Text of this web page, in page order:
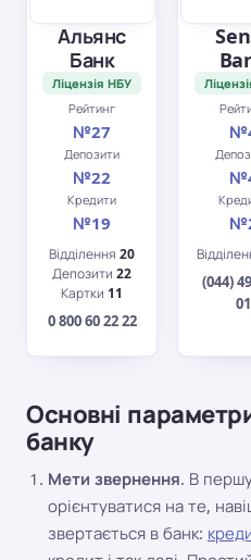
Альянс
Банк
Ліцензія НБУ
Рейтинг
№27
Депозити
№22
Кредити
№19
Відділення20
Депозити22
Картки 11
0 800 60 22 22
(044)
01
Основні
банку
Мети звернення. В
орієнтуватися на те,
звертається в банк: